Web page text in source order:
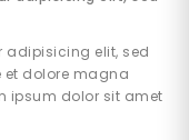
adipisicing elit, sed
dolore magna
ipsum dolor sit amet